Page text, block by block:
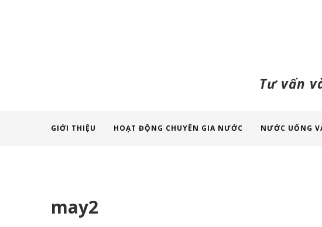
Tư vấn
GIỚI THIỆU HOẠT ĐỘNG CHUYÊN GIA NƯỚC NƯỚC UỐNG
may2